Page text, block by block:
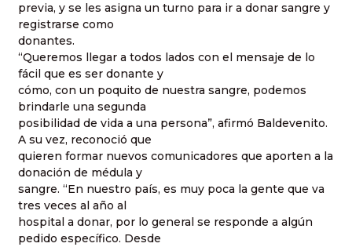
previa, y se les asigna un turno para ir a donar sangre y
registrarse como
donantes.
“Queremos llegar a todos lados con el mensaje de lo
fácil que es ser donante y
cómo, con un poquito de nuestra sangre, podemos
brindarle una segunda
posibilidad de vida a una persona”, afirmó Baldevenito.
A su vez, reconoció que
quieren formar nuevos comunicadores que aporten a la
donación de médula y
sangre. “En nuestro país, es muy poca la gente que va
tres veces al año al
hospital a donar, por lo general se responde a algún
pedido específico. Desde